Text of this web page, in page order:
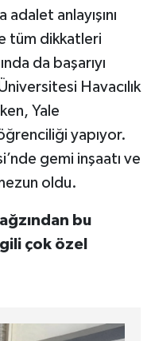
anlayışını
tüm dikkatleri
da başarıyı
Havacılık
Yale
yapıyor.
gemi inşaatı ve
oldu.
bu
çok özel